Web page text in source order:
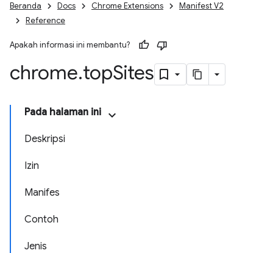
Beranda Docs Chrome Extensions
Manifest V2
Reference
Apakah informasi ini membantu?
chrome.topSites
Pada halaman ini
Deskripsi
Izin
Manifes
Contoh
Jenis